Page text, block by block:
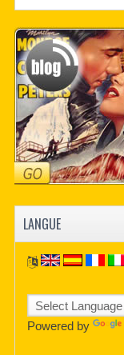
LANGUE
Powered by